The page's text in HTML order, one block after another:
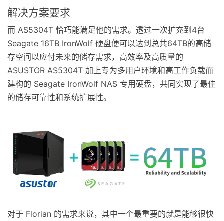
解决方案要求
而 AS5304T 恰巧能满足他的需求。透过一次扩充到4台
Seagate 16TB IronWolf 硬盘便可以达到总共64TB的高储
存空间以应付未来的储存需求，高效率及高质量的
ASUSTOR AS5304T 加上专为多用户环境和高工作负载而
建构的 Seagate IronWolf NAS 专用硬盘，共同实现了最佳
的储存可靠性和系统扩展性。
对于 Florian 的需求来说，其中一个最重要的就是能够很快